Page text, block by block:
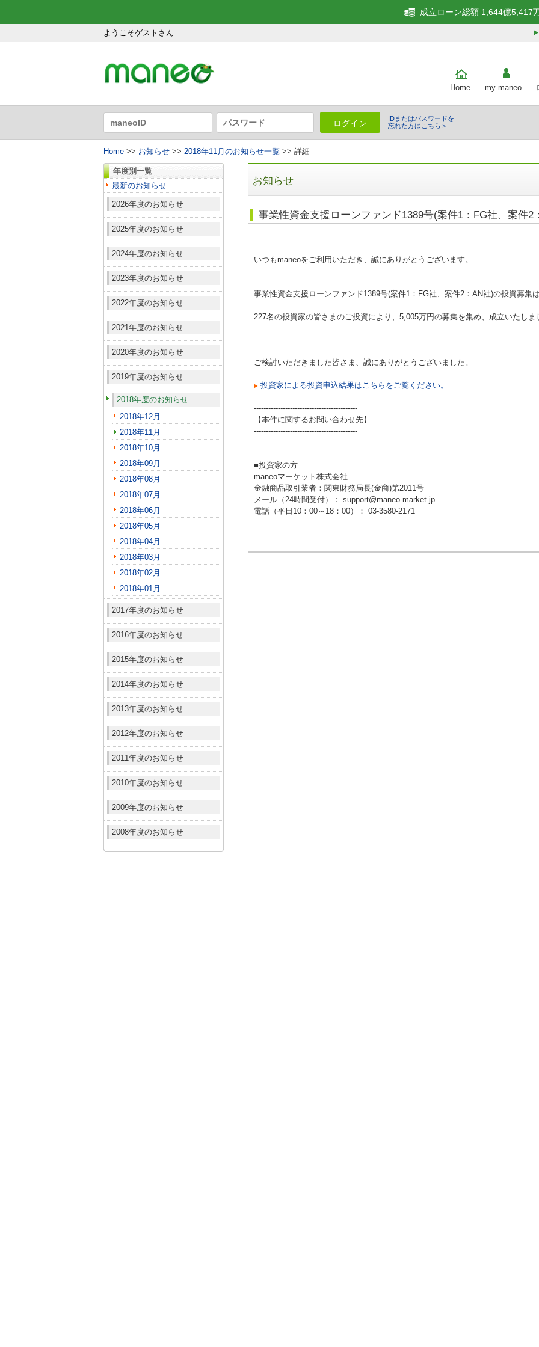
ようこそゲストさん
成立ローン総額 1,644億5,417
Home my maneo
ログイン
IDまたはパスワードを
忘れた方はこちら＞
Home >> お知らせ >> 2018年11月のお知らせ一覧 >> 詳細
年度別一覧
最新のお知らせ
2026年度のお知らせ
2025年度のお知らせ
2024年度のお知らせ
2023年度のお知らせ
2022年度のお知らせ
2021年度のお知らせ
2020年度のお知らせ
2019年度のお知らせ
2018年度のお知らせ
2018年12月
2018年11月
2018年10月
2018年09月
2018年08月
2018年07月
2018年06月
2018年05月
2018年04月
2018年03月
2018年02月
2018年01月
2017年度のお知らせ
2016年度のお知らせ
2015年度のお知らせ
2014年度のお知らせ
2013年度のお知らせ
2012年度のお知らせ
2011年度のお知らせ
2010年度のお知らせ
2009年度のお知らせ
2008年度のお知らせ
お知らせ
事業性資金支援ローンファンド1389号(案件1：FG社、案件2
いつもmaneoをご利用いただき、誠にありがとうございます。
事業性資金支援ローンファンド1389号(案件1：FG社、案件2：AN社)の投資募集
227名の投資家の皆さまのご投資により、5,005万円の募集を集め、成立いたしま
ご検討いただきました皆さま、誠にありがとうございました。
投資家による投資申込結果はこちらをご覧ください。
-------------------------------------------
【本件に関するお問い合わせ先】
-------------------------------------------
■投資家の方
maneoマーケット株式会社
金融商品取引業者：関東財務局長(金商)第2011号
メール（24時間受付）： support@maneo-market.jp
電話（平日10：00～18：00）： 03-3580-2171